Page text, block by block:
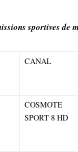
sportives de
CANAL
COSMOTE
SPORT 8 HD